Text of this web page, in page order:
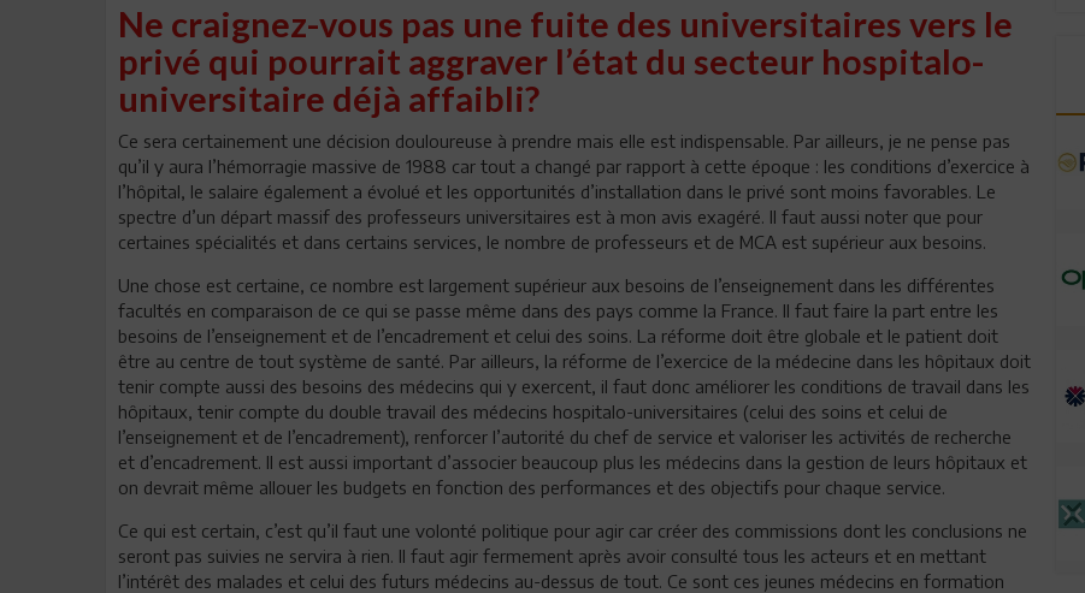
Ne craignez-vous pas une fuite des universitaires vers le
privé qui pourrait aggraver l’état du secteur hospitalo-
universitaire déjà affaibli?
Ce sera certainement une décision douloureuse à prendre mais elle est indispensable. Par ailleurs, je ne pense pas
qu’il y aura l’hémorragie massive de 1988 car tout a changé par rapport à cette époque : les conditions d’exercice à
l’hôpital, le salaire également a évolué et les opportunités d’installation dans le privé sont moins favorables. Le
spectre d’un départ massif des professeurs universitaires est à mon avis exagéré. Il faut aussi noter que pour
certaines spécialités et dans certains services, le nombre de professeurs et de MCA est supérieur aux besoins.
Une chose est certaine, ce nombre est largement supérieur aux besoins de l’enseignement dans les différentes
facultés en comparaison de ce qui se passe même dans des pays comme la France. Il faut faire la part entre les
besoins de l’enseignement et de l’encadrement et celui des soins. La réforme doit être globale et le patient doit
être au centre de tout système de santé. Par ailleurs, la réforme de l’exercice de la médecine dans les hôpitaux doit
tenir compte aussi des besoins des médecins qui y exercent, il faut donc améliorer les conditions de travail dans les
hôpitaux, tenir compte du double travail des médecins hospitalo-universitaires (celui des soins et celui de
l’enseignement et de l’encadrement), renforcer l’autorité du chef de service et valoriser les activités de recherche
et d’encadrement. Il est aussi important d’associer beaucoup plus les médecins dans la gestion de leurs hôpitaux et
on devrait même allouer les budgets en fonction des performances et des objectifs pour chaque service.
Ce qui est certain, c’est qu’il faut une volonté politique pour agir car créer des commissions dont les conclusions ne
seront pas suivies ne servira à rien. Il faut agir fermement après avoir consulté tous les acteurs et en mettant
l’intérêt des malades et celui des futurs médecins au-dessus de tout. Ce sont ces jeunes médecins en formation